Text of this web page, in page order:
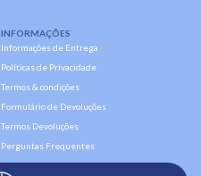
INFORMAÇÕES
Informações de Entrega
Políticas de Privacidade
Termos & condições
Formulário de Devoluções
Termos Devoluções
Perguntas Frequentes